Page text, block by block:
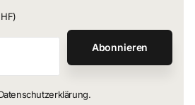
Abonnieren